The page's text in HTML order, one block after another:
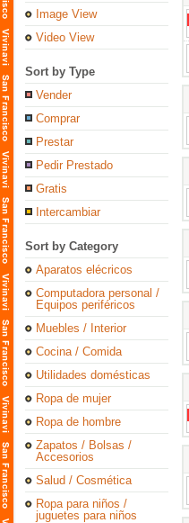
Image View
Video View
Sort by Type
Vender
Comprar
Prestar
Pedir Prestado
Gratis
Intercambiar
Sort by Category
Aparatos elécricos
Computadora personal /
Equipos periféricos
Muebles / Interior
Cocina / Comida
Utilidades domésticas
Ropa de mujer
Ropa de hombre
Zapatos / Bolsas /
Accesorios
Salud / Cosmética
Ropa para niños /
juguetes para niños